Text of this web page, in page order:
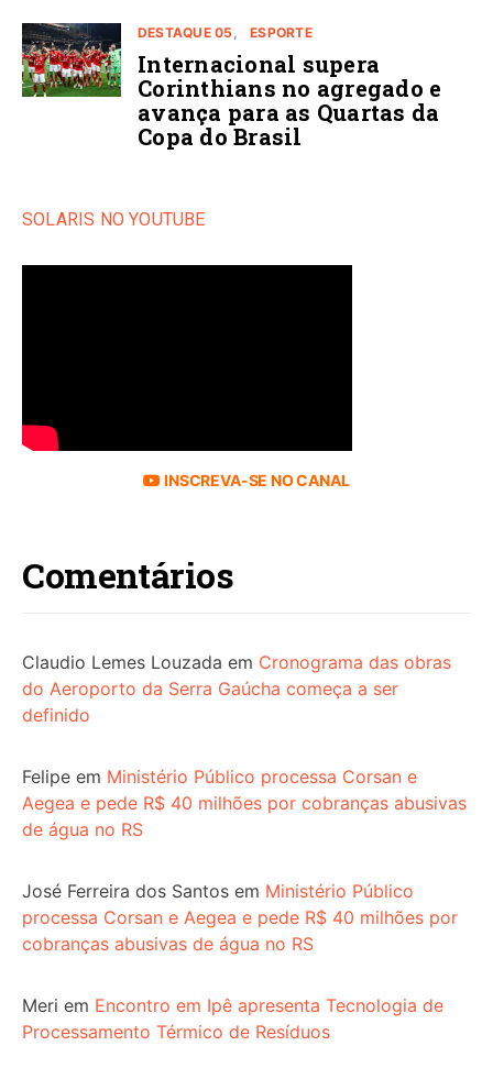
DESTAQUE 05 ESPORTE
Internacional supera
Corinthians no agregado e
avança para as Quartas da
Copa do Brasil
SOLARIS NO YOUTUBE
INSCREVA-SE NO CANAL
Comentários
Claudio Lemes Louzada em Cronograma das obras
do Aeroporto da Serra Gaúcha começa a ser
definido
Felipe em Ministério Público processa Corsan e
Aegea e pede R$ 40 milhões por cobranças abusivas
de água no RS
José Ferreira dos Santos em Ministério Público
processa Corsan e Aegea e pede R$ 40 milhões por
cobranças abusivas de água no RS
Meri em Encontro em Ipê apresenta Tecnologia de
Processamento Térmico de Resíduos